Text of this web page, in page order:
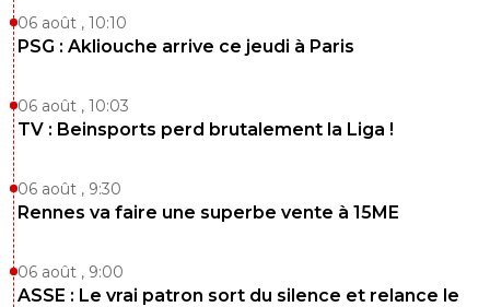
06 août , 10:10
PSG : Akliouche arrive ce jeudi à Paris
06 août , 10:03
TV : Beinsports perd brutalement la Liga !
06 août , 9:30
Rennes va faire une superbe vente à 15ME
06 août , 9:00
ASSE : Le vrai patron sort du silence et relance le